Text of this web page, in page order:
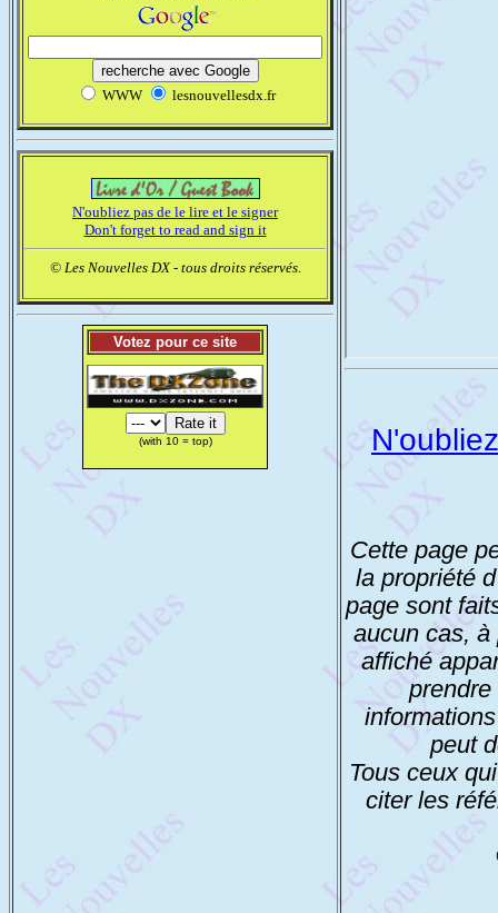
WWW lesnouvellesdx.fr
N'oubliez pas de le lire et le signer
Don't forget to read and sign it
© Les Nouvelles DX - tous droits réservés.
Votez pour ce site
(with 10 = top)
Cette page
la propriété
page sont
aucun cas, à
affiché
prendre
peut
Tous ceux
citer les